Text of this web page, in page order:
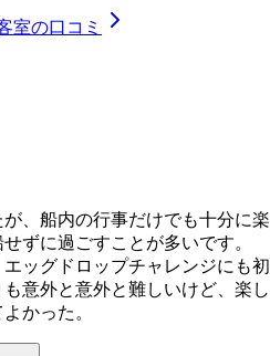
室の口コミ
、船内の行事だけでも十分に楽
ずに過ごすことが多いです。
ッグドロップチャレンジにも初
意外と意外と難しいけど、楽し
かった。